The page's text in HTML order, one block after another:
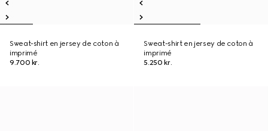
Sweat-shirt en jersey de coton à
imprimé
9.700 kr.
Sweat-shirt en jersey de coton à
imprimé
5.250 kr.